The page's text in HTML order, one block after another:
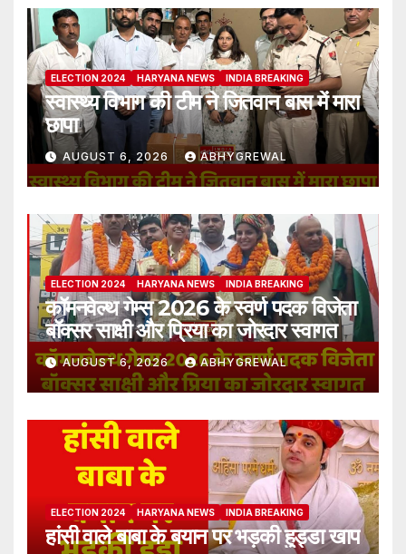
ELECTION 2024 HARYANA NEWS INDIA BREAKING
स्वास्थ्य विभाग की टीम ने जितवान बास में मारा
छापा
AUGUST 6, 2026 ABHYGREWAL
ELECTION 2024 HARYANA NEWS INDIA BREAKING
कॉमनवेल्थ गेम्स 2026 के स्वर्ण पदक विजेता
बॉक्सर साक्षी और प्रिया का जोरदार स्वागत
AUGUST 6, 2026 ABHYGREWAL
ELECTION 2024 HARYANA NEWS INDIA BREAKING
हांसी वाले बाबा के बयान पर भड़की हुड्डा खाप